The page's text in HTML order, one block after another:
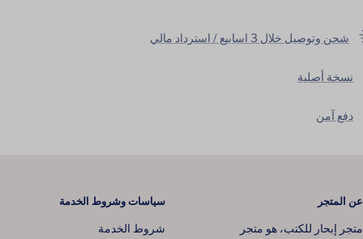
شحن وتوصيل خلال 3 اسابيع / استرداد مالي
نسخة أصلية
دفع آمن
عن المتجر
متجر إبحار للكتب، هو متجر
سياسات وشروط الخدمة
شروط الخدمة